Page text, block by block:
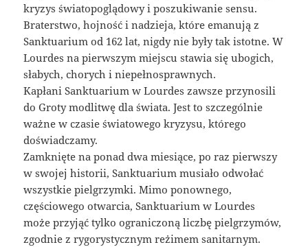
kryzys światopoglądowy i poszukiwanie sensu.
Braterstwo, hojność i nadzieja, które emanują z
Sanktuarium od 162 lat, nigdy nie były tak istotne. W
Lourdes na pierwszym miejscu stawia się ubogich,
słabych, chorych i niepełnosprawnych.
Kapłani Sanktuarium w Lourdes zawsze przynosili
do Groty modlitwę dla świata. Jest to szczególnie
ważne w czasie światowego kryzysu, którego
doświadczamy.
Zamknięte na ponad dwa miesiące, po raz pierwszy
w swojej historii, Sanktuarium musiało odwołać
wszystkie pielgrzymki. Mimo ponownego,
częściowego otwarcia, Sanktuarium w Lourdes
może przyjąć tylko ograniczoną liczbę pielgrzymów,
zgodnie z rygorystycznym reżimem sanitarnym.